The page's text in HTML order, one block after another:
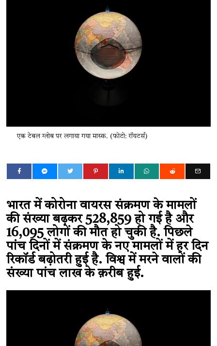
एक टेबल ग्लोब पर लगाया गया मास्क. (फोटो: रॉयटर्स)
भारत में कोरोना वायरस संक्रमण के मामलों
की संख्या बढ़कर 528,859 हो गई है और
16,095 लोगों की मौत हो चुकी है. पिछले
पांच दिनों में संक्रमण के नए मामलों में हर दिन
रिकॉर्ड बढ़ोतरी हुई है. विश्व में मरने वालों की
संख्या पांच लाख के क़रीब हुई.